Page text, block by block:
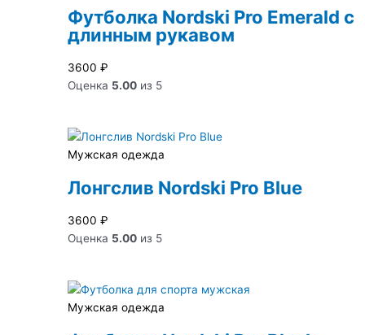
Футболка Nordski Pro Emerald с
длинным рукавом
3600 ₽
Оценка 5.00из 5
Мужская одежда
Лонгслив Nordski Pro Blue
3600 ₽
Оценка 5.00из 5
Мужская одежда